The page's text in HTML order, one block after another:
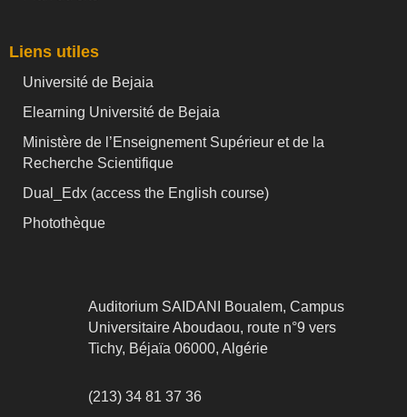
Liens utiles
Université de Bejaia
Elearning Université de Bejaia
Ministère de l’Enseignement Supérieur et de la
Recherche Scientifique
Dual_Edx (access the English course)
Photothèque
Auditorium SAIDANI Boualem, Campus
Universitaire Aboudaou, route n°9 vers
Tichy, Béjaïa 06000, Algérie
(213) 34 81 37 36